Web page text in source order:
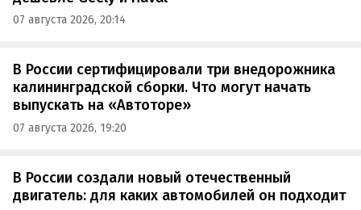
07 августа 2026, 20:14
В России сертифицировали три внедорожника
калининградской сборки. Что могут начать
выпускать на «Автоторе»
07 августа 2026, 19:20
В России создали новый отечественный
двигатель: для каких автомобилей он подходит